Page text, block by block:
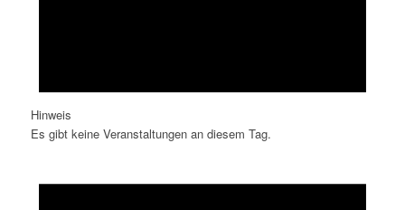
Hinweis
Es gibt keine Veranstaltungen an diesem Tag.